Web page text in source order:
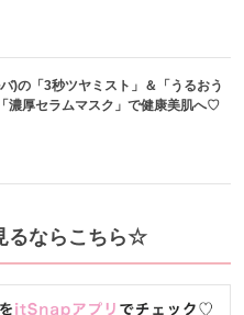
)の「3秒ツヤミスト」＆「うるおう
濃厚セラムマスク」で健康美肌へ♡
るならこちら☆